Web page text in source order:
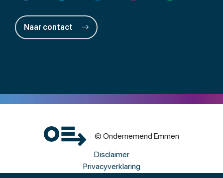
Naar contact
© Ondernemend Emmen
Disclaimer
Privacyverklaring